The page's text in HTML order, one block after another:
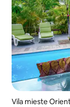
Vila mieste